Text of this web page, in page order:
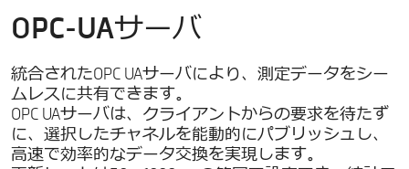
OPC-UAサーバ
統合されたOPC UAサーバにより、測定データをシー
ムレスに共有できます。
OPC UAサーバは、クライアントからの要求を待たず
に、選択したチャネルを能動的にパブリッシュし、
高速で効率的なデータ交換を実現します。